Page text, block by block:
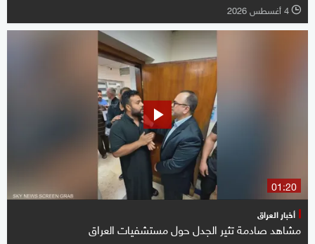
l 4 أغسطس 2026
01:20
أخبار العراق
مشاهد صادمة تثير الجدل حول مستشفيات العراق